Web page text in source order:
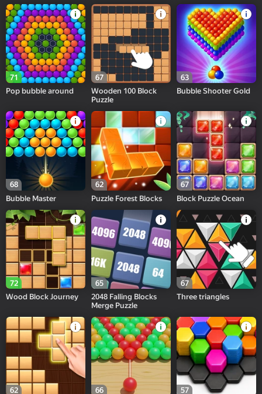
71
Pop bubble around
67
Wooden 100 Block
Puzzle
63
Bubble Shooter Gold
68
Bubble Master
62
Puzzle Forest Blocks
67
Block Puzzle Ocean
72
Wood Block Journey
65
2048 Falling Blocks
Merge Puzzle
67
Three triangles
62
66
57